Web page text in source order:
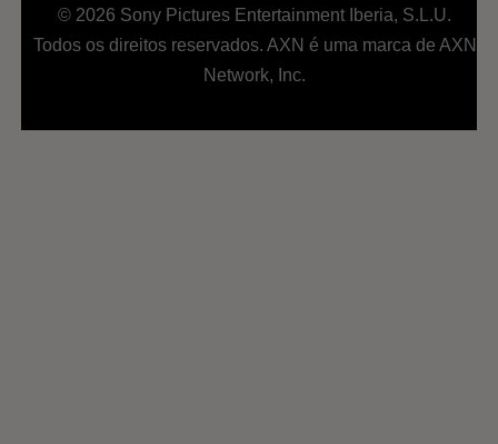
© 2026 Sony Pictures Entertainment Iberia, S.L.U.
Todos os direitos reservados. AXN é uma marca de AXN
Network, Inc.